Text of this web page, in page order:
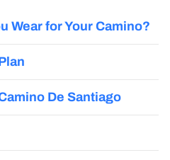
Wear for Your Camino?
De Santiago